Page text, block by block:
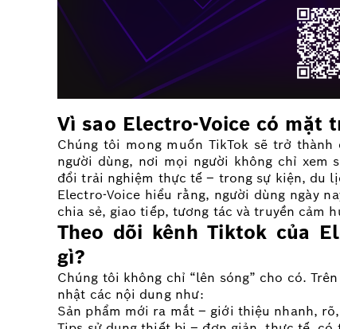
Vì sao Electro-Voice có mặt
Chúng tôi mong muốn TikTok sẽ trở
người dùng, nơi mọi người không chỉ xem
đổi trải nghiệm thực tế – trong sự kiện, du
Electro-Voice hiểu rằng, người dùng ngày
chia sẻ, giao tiếp, tương tác và truyền cảm
Theo dõi kênh Tiktok của
gì?
Chúng tôi không chỉ “lên sóng” cho có.
nhật các nội dung như:
Sản phẩm mới ra mắt – giới thiệu nhanh,